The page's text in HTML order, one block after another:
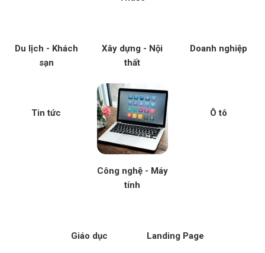
Du lịch - Khách
sạn
Xây dựng - Nội
thất
Doanh nghiệp
Tin tức
Công nghệ - Máy
tính
Ô tô
Giáo dục Landing Page